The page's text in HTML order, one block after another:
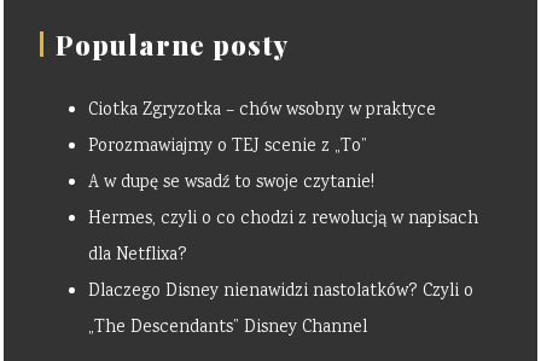
Popularne posty
Ciotka Zgryzotka – chów wsobny w praktyce
Porozmawiajmy o TEJ scenie z „To”
A w dupę se wsadź to swoje czytanie!
Hermes, czyli o co chodzi z rewolucją w napisach
dla Netflixa?
Dlaczego Disney nienawidzi nastolatków? Czyli o
„The Descendants” Disney Channel